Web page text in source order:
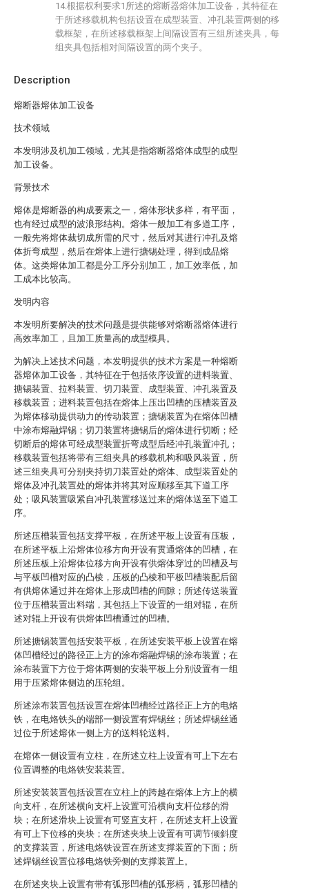
Description
熔断器熔体加工设备
技术领域
本发明涉及机加工领域，尤其是指熔断器熔体成型的成型
加工设备。
背景技术
熔体是熔断器的构成要素之一，熔体形状多样，有平面，
也有经过成型的波浪形结构。熔体一般加工有多道工序，
一般先将熔体裁切成所需的尺寸，然后对其进行冲孔及熔
体折弯成型，然后在熔体上进行搪锡处理，得到成品熔
体。这类熔体加工都是分工序分别加工，加工效率低，加
工成本比较高。
发明内容
本发明所要解决的技术问题是提供能够对熔断器熔体进行
高效率加工，且加工质量高的成型模具。
为解决上述技术问题，本发明提供的技术方案是一种熔断
器熔体加工设备，其特征在于包括依序设置的进料装置、
搪锡装置、拉料装置、切刀装置、成型装置、冲孔装置及
移载装置；进料装置包括在熔体上压出凹槽的压槽装置及
为熔体移动提供动力的传动装置；搪锡装置为在熔体凹槽
中涂布熔融焊锡；切刀装置将搪锡后的熔体进行切断；经
切断后的熔体可经成型装置折弯成型后经冲孔装置冲孔；
移载装置包括将带有三组夹具的移载机构和吸风装置，所
述三组夹具可分别夹持切刀装置处的熔体、成型装置处的
熔体及冲孔装置处的熔体并将其对应顺移至其下道工序
处；吸风装置吸紧自冲孔装置移送过来的熔体送至下道工
序。
所述压槽装置包括支撑平板，在所述平板上设置有压板，
在所述平板上沿熔体位移方向开设有贯通熔体的凹槽，在
所述压板上沿熔体位移方向开设有供熔体穿过的凹槽及与
与平板凹槽对应的凸棱，压板的凸棱和平板凹槽装配后留
有供熔体通过并在熔体上形成凹槽的间隙；所述传送装置
位于压槽装置出料端，其包括上下设置的一组对辊，在所
述对辊上开设有供熔体凹槽通过的凹槽。
所述搪锡装置包括安装平板，在所述安装平板上设置在熔
体凹槽经过的路径正上方的涂布熔融焊锡的涂布装置；在
涂布装置下方位于熔体两侧的安装平板上分别设置有一组
用于压紧熔体侧边的压轮组。
所述涂布装置包括设置在熔体凹槽经过路径正上方的电烙
铁，在电烙铁头的端部一侧设置有焊锡丝；所述焊锡丝通
过位于所述熔体一侧上方的送料轮送料。
在熔体一侧设置有立柱，在所述立柱上设置有可上下左右
位置调整的电烙铁安装装置。
所述安装装置包括设置在立柱上的跨越在熔体上方上的横
向支杆，在所述横向支杆上设置可沿横向支杆位移的滑
块；在所述滑块上设置有可竖直支杆，在所述支杆上设置
有可上下位移的夹块；在所述夹块上设置有可调节倾斜度
的支撑装置，所述电烙铁设置在所述支撑装置的下面；所
述焊锡丝设置位移电烙铁旁侧的支撑装置上。
在所述夹块上设置有带有弧形凹槽的弧形柄，弧形凹槽的
14.根据权利要求1所述的熔断器熔体加工设备，其特征在
于所述移载机构包括设置在成型装置、冲孔装置两侧的移
载框架，在所述移载框架上间隔设置有三组所述夹具，每
组夹具包括相对间隔设置的两个夹子。